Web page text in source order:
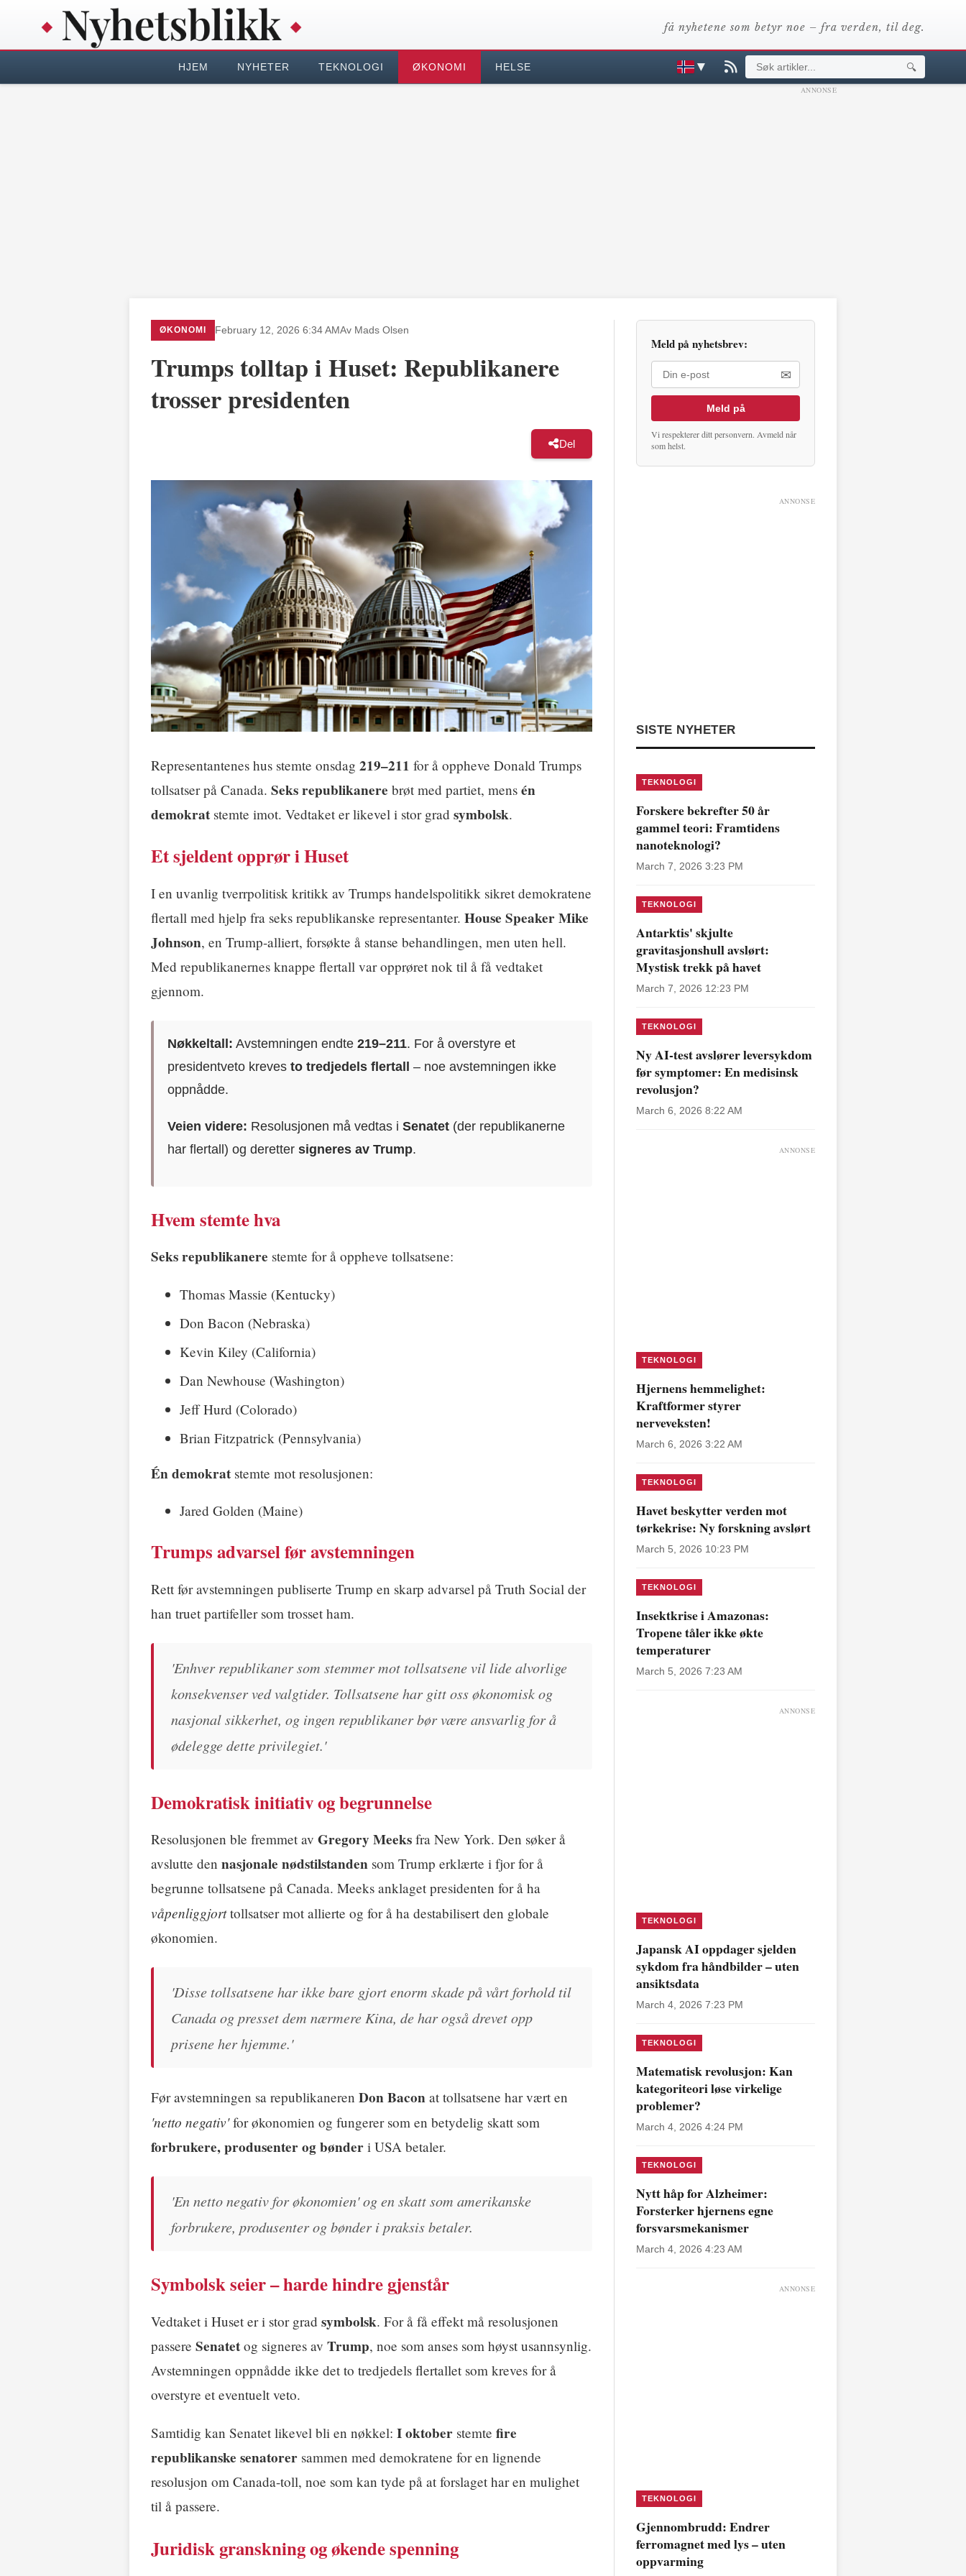
få nyhetene som betyr noe – fra verden, til deg.
HJEM NYHETER TEKNOLOGI ØKONOMI HELSE ▼ 🔍
ANNONSE
ØKONOMI February 12, 2026 6:34 AMAv Mads Olsen
Trumps tolltap i Huset: Republikanere
trosser presidenten
Del
Representantenes hus stemte onsdag 219–211 for å oppheve Donald Trumps
tollsatser på Canada. Seks republikanere brøt med partiet, mens én
demokrat stemte imot. Vedtaket er likevel i stor grad symbolsk.
Et sjeldent opprør i Huset
I en uvanlig tverrpolitisk kritikk av Trumps handelspolitikk sikret demokratene
flertall med hjelp fra seks republikanske representanter. House Speaker Mike
Johnson, en Trump-alliert, forsøkte å stanse behandlingen, men uten hell.
Med republikanernes knappe flertall var opprøret nok til å få vedtaket
gjennom.
Nøkkeltall: Avstemningen endte219–211. For å overstyre et
presidentveto krevesto tredjedels flertall – noe avstemningen ikke
oppnådde.
Veien videre: Resolusjonen må vedtas iSenatet (der republikanerne
har flertall) og derettersigneres av Trump.
Hvem stemte hva
Seks republikanere stemte for å oppheve tollsatsene:
Thomas Massie (Kentucky)
Don Bacon (Nebraska)
Kevin Kiley (California)
Dan Newhouse (Washington)
Jeff Hurd (Colorado)
Brian Fitzpatrick (Pennsylvania)
Én demokrat stemte mot resolusjonen:
Jared Golden (Maine)
Trumps advarsel før avstemningen
Rett før avstemningen publiserte Trump en skarp advarsel på Truth Social der
han truet partifeller som trosset ham.
'Enhver republikaner som stemmer mot tollsatsene vil lide alvorlige
konsekvenser ved valgtider. Tollsatsene har gitt oss økonomisk og
nasjonal sikkerhet, og ingen republikaner bør være ansvarlig for å
ødelegge dette privilegiet.'
Demokratisk initiativ og begrunnelse
Resolusjonen ble fremmet av Gregory Meeks fra New York. Den søker å
avslutte den nasjonale nødstilstanden som Trump erklærte i fjor for å
begrunne tollsatsene på Canada. Meeks anklaget presidenten for å ha
våpenliggjorttollsatser mot allierte og for å ha destabilisert den globale
økonomien.
'Disse tollsatsene har ikke bare gjort enorm skade på vårt forhold til
Canada og presset dem nærmere Kina, de har også drevet opp
prisene her hjemme.'
Før avstemningen sa republikaneren Don Bacon at tollsatsene har vært en
'netto negativ'for økonomien og fungerer som en betydelig skatt som
forbrukere, produsenter og bønder i USA betaler.
'En netto negativ for økonomien' og en skatt som amerikanske
forbrukere, produsenter og bønder i praksis betaler.
Symbolsk seier – harde hindre gjenstår
Vedtaket i Huset er i stor grad symbolsk. For å få effekt må resolusjonen
passere Senatet og signeres av Trump, noe som anses som høyst usannsynlig.
Avstemningen oppnådde ikke det to tredjedels flertallet som kreves for å
overstyre et eventuelt veto.
Samtidig kan Senatet likevel bli en nøkkel: I oktober stemte fire
republikanske senatorer sammen med demokratene for en lignende
resolusjon om Canada-toll, noe som kan tyde på at forslaget har en mulighet
til å passere.
Juridisk granskning og økende spenning
Meld på nyhetsbrev:
✉
Meld på
Vi respekterer ditt personvern. Avmeld når
som helst.
ANNONSE
SISTE NYHETER
TEKNOLOGI
Forskere bekrefter 50 år
gammel teori: Framtidens
nanoteknologi?
March 7, 2026 3:23 PM
TEKNOLOGI
Antarktis' skjulte
gravitasjonshull avslørt:
Mystisk trekk på havet
March 7, 2026 12:23 PM
TEKNOLOGI
Ny AI-test avslører leversykdom
før symptomer: En medisinsk
revolusjon?
March 6, 2026 8:22 AM
ANNONSE
TEKNOLOGI
Hjernens hemmelighet:
Kraftformer styrer
nerveveksten!
March 6, 2026 3:22 AM
TEKNOLOGI
Havet beskytter verden mot
tørkekrise: Ny forskning avslørt
March 5, 2026 10:23 PM
TEKNOLOGI
Insektkrise i Amazonas:
Tropene tåler ikke økte
temperaturer
March 5, 2026 7:23 AM
ANNONSE
TEKNOLOGI
Japansk AI oppdager sjelden
sykdom fra håndbilder – uten
ansiktsdata
March 4, 2026 7:23 PM
TEKNOLOGI
Matematisk revolusjon: Kan
kategoriteori løse virkelige
problemer?
March 4, 2026 4:24 PM
TEKNOLOGI
Nytt håp for Alzheimer:
Forsterker hjernens egne
forsvarsmekanismer
March 4, 2026 4:23 AM
ANNONSE
TEKNOLOGI
Gjennombrudd: Endrer
ferromagnet med lys – uten
oppvarming